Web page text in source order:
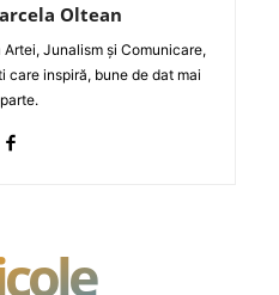
Oltean
Junalism și Comunicare,
care inspiră, bune de dat mai